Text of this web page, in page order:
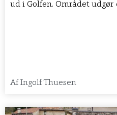
ud i Golfen. Området udgør
Af Ingolf Thuesen